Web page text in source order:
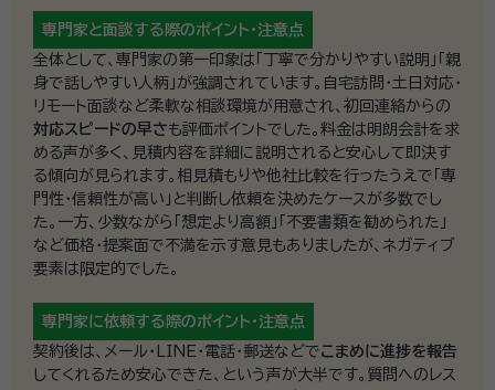
専門家と面談する際のポイント・注意点
全体として、専門家の第一印象は「丁寧で分かりやすい説明」「親
身で話しやすい人柄」が強調されています。自宅訪問・土日対応・
リモート面談など柔軟な相談環境が用意され、初回連絡からの
対応スピードの早さも評価ポイントでした。料金は明朗会計を求
める声が多く、見積内容を詳細に説明されると安心して即決す
る傾向が見られます。相見積もりや他社比較を行ったうえで「専
門性・信頼性が高い」と判断し依頼を決めたケースが多数でし
た。一方、少数ながら「想定より高額」「不要書類を勧められた」
など価格・提案面で不満を示す意見もありましたが、ネガティブ
要素は限定的でした。
専門家に依頼する際のポイント・注意点
契約後は、メール・LINE・電話・郵送などでこまめに進捗を報告
してくれるため安心できた、という声が大半です。質問へのレス